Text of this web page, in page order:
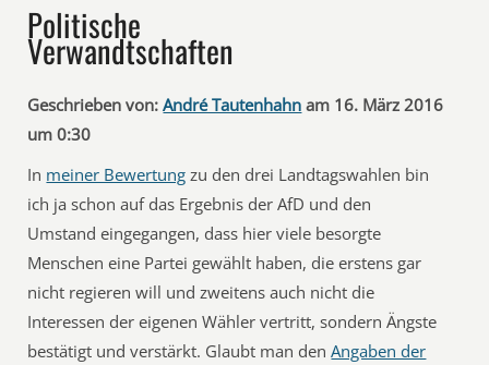
Politische
Verwandtschaften
Geschrieben von: André Tautenhahn am 16. März 2016
um 0:30
In meiner Bewertung zu den drei Landtagswahlen bin
ich ja schon auf das Ergebnis der AfD und den
Umstand eingegangen, dass hier viele besorgte
Menschen eine Partei gewählt haben, die erstens gar
nicht regieren will und zweitens auch nicht die
Interessen der eigenen Wähler vertritt, sondern Ängste
bestätigt und verstärkt. Glaubt man denAngaben der